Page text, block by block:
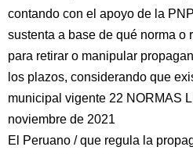
contando con el apoyo de la
sustenta a base de qué norma o
para retirar o manipular
los plazos, considerando que
municipal vigente 22 NORMAS
noviembre de 2021
El Peruano / que regula la